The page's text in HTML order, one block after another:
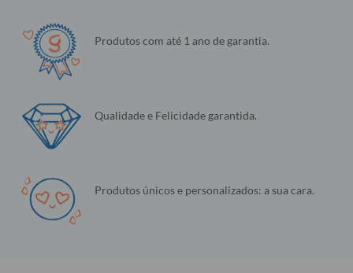
Produtos com até 1 ano de garantia.
Qualidade e Felicidade garantida.
Produtos únicos e personalizados: a sua cara.